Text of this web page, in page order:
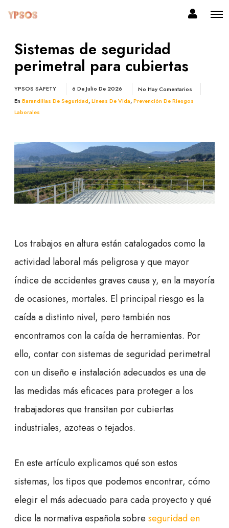
Sistemas de seguridad
perimetral para cubiertas
YPSOS SAFETY 6 De Julio De 2026
No Hay Comentarios
En Barandillas De Seguridad,Líneas De Vida,Prevención De Riesgos
Laborales
Los trabajos en altura están catalogados como la
actividad laboral más peligrosa y que mayor
índice de accidentes graves causa y, en la mayoría
de ocasiones, mortales. El principal riesgo es la
caída a distinto nivel, pero también nos
encontramos con la caída de herramientas. Por
ello, contar con sistemas de seguridad perimetral
con un diseño e instalación adecuados es una de
las medidas más eficaces para proteger a los
trabajadores que transitan por cubiertas
industriales, azoteas o tejados.
En este artículo explicamos qué son estos
sistemas, los tipos que podemos encontrar, cómo
elegir el más adecuado para cada proyecto y qué
dice la normativa española sobre seguridad en